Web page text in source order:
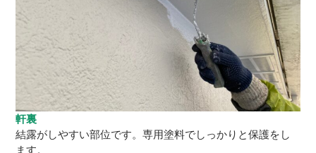
軒裏
結露がしやすい部位です。専用塗料でしっかりと保護をし
ます。